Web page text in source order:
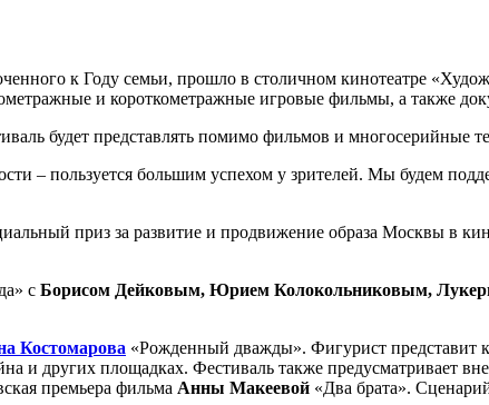
к Году семьи, прошло в столичном кинотеатре
и короткометражные игровые фильмы, а также
будет представлять помимо фильмов и многосерийные
– пользуется большим успехом у зрителей. Мы будем
приз за развитие и продвижение образа Москвы в
с Борисом Дейковым, Юрием Колокольниковым,
Костомарова «Рожденный дважды». Фигурист представит
и других площадках. Фестиваль также предусматривает
премьера фильма Анны Макеевой «Два брата».